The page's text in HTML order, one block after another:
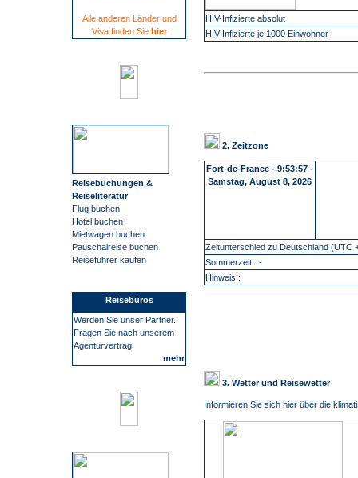
Alle anderen Länder und
Visa finden Siehier
Reisebuchungen &
Reiseliteratur
Flug buchen
Hotel buchen
Mietwagen buchen
Pauschalreise buchen
Reiseführer kaufen
Reisebüros
Werden Sie unser Partner.
Fragen Sie nach unserem
Agenturvertrag.
mehr
HIV-Infizierte absolut
HIV-Infizierte je 1000 Einwohner
2. Zeitzone
Fort-de-France - 9:53:58 -
Samstag, August 8, 2026
Zeitunterschied zu Deutschland (UTC
Sommerzeit : -
Hinweis :
3. Wetter und Reisewetter
Informieren Sie sich hier über die